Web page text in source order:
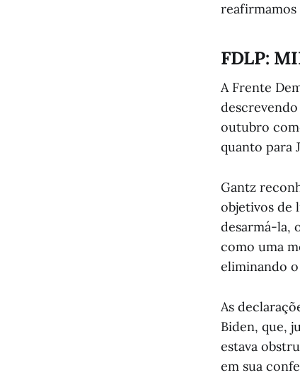
FDLP:
A Frente
outubro
quanto para
Gantz
objetivos de
desarmá-la,
como uma
eliminando
As
Biden, que,
estava
em sua